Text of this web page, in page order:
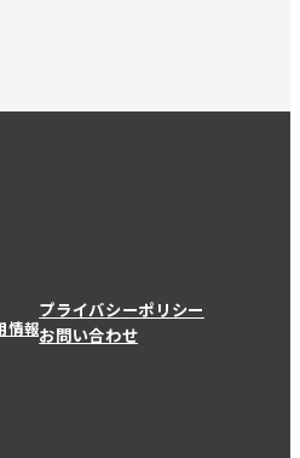
情報
プライバシーポリシー
お問い合わせ